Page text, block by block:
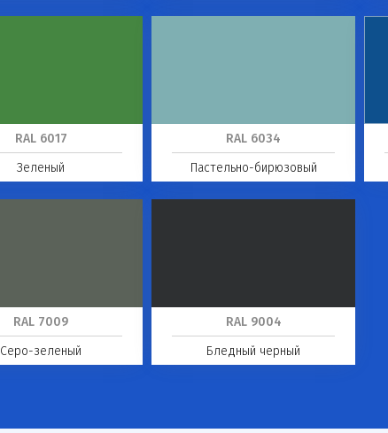
RAL 6017
Зеленый
RAL 6034
Пастельно-бирюзовый
RAL 7009
Серо-зеленый
RAL 9004
Бледный черный